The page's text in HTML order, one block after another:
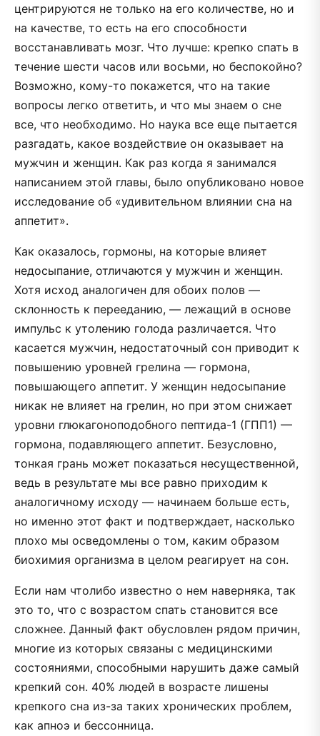
центрируются не только на его количестве, но и
на качестве, то есть на его способности
восстанавливать мозг. Что лучше: крепко спать в
течение шести часов или восьми, но беспокойно?
Возможно, кому-то покажется, что на такие
вопросы легко ответить, и что мы знаем о сне
все, что необходимо. Но наука все еще пытается
разгадать, какое воз­действие он оказывает на
мужчин и женщин. Как раз когда я занимался
написанием этой главы, было опубликовано новое
исследование об «удивительном влиянии сна на
аппетит».
Как оказалось, гормоны, на которые влияет
недосыпание, отличаются у мужчин и женщин.
Хотя исход аналогичен для обоих полов —
склонность к перееданию, — лежащий в основе
импульс к утолению голода различается. Что
касается мужчин, недостаточный сон приводит к
повышению уровней грелина — гормона,
повышающего аппетит. У женщин недосыпание
никак не влияет на грелин, но при этом снижает
уровни глюкагоноподобного пептида-1 (ГПП­1) —
гормона, подавляющего аппетит. Безусловно,
тонкая грань может показаться несущественной,
ведь в результате мы все равно приходим к
аналогичному исходу — начинаем больше есть,
но именно этот факт и подтверждает, насколько
плохо мы осведомлены о том, каким образом
биохимия организма в целом реагирует на сон.
Если нам что­либо известно о нем наверняка, так
это то, что с возрастом спать становится все
сложнее. Данный факт обусловлен рядом причин,
многие из которых связаны с медицинскими
состояниями, способными нарушить даже самый
крепкий сон. 40% людей в возрасте лишены
крепкого сна из­-за таких хронических проблем,
как апноэ и бессонница.